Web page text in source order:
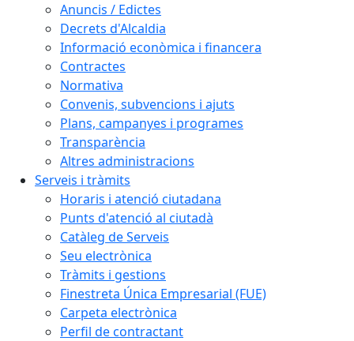
Anuncis / Edictes
Decrets d'Alcaldia
Informació econòmica i financera
Contractes
Normativa
Convenis, subvencions i ajuts
Plans, campanyes i programes
Transparència
Altres administracions
Serveis i tràmits
Horaris i atenció ciutadana
Punts d'atenció al ciutadà
Catàleg de Serveis
Seu electrònica
Tràmits i gestions
Finestreta Única Empresarial (FUE)
Carpeta electrònica
Perfil de contractant